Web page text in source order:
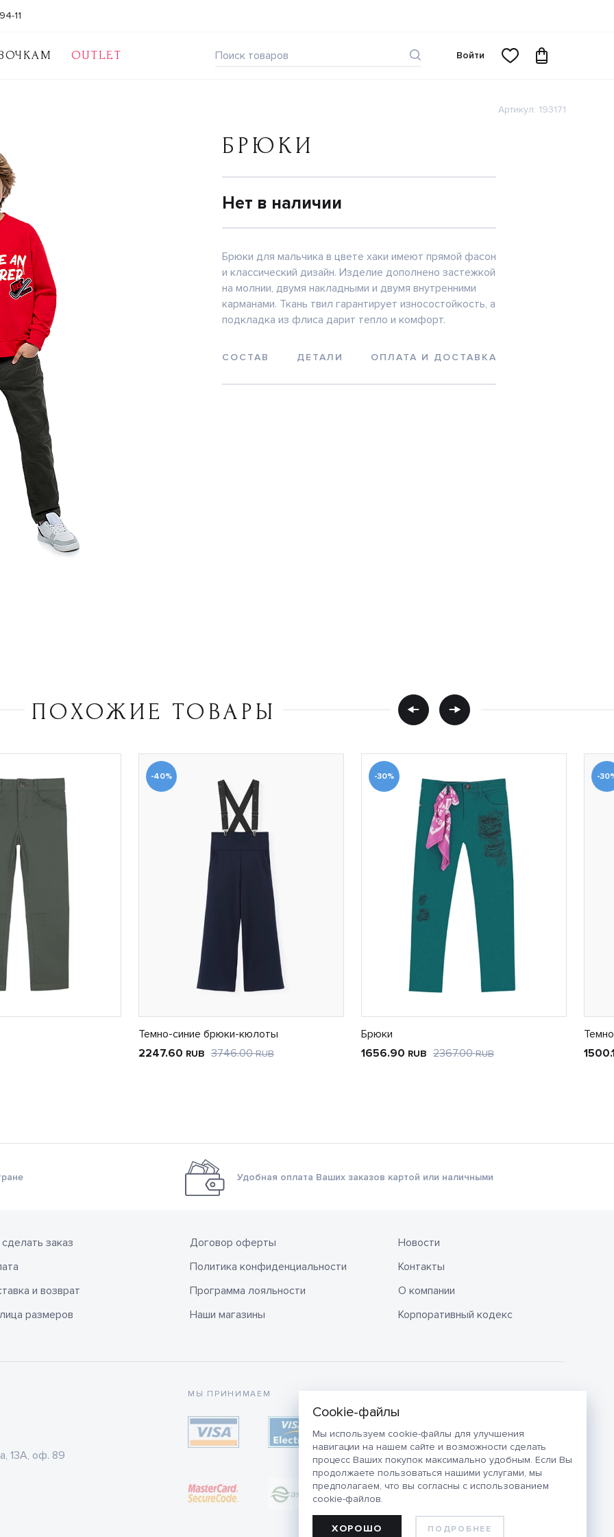
Мы используем cookie-файлы для улучшения
навигации на нашем сайте и возможности сделать
процесс Ваших покупок максимально удобным. Если Вы
продолжаете пользоваться нашими услугами, мы
предполагаем, что вы согласны с использованием
cookie-файлов.
ПОДРОБНЕЕ
ХОРОШО
OUTLET
11
Войти
Артикул: 193171
БРЮКИ
Нет в наличии
Брюки для мальчика в цвете хаки имеют прямой фасон
и классический дизайн. Изделие дополнено застежкой
на молнии, двумя накладными и двумя внутренними
карманами. Ткань твил гарантирует износостойкость, а
подкладка из флиса дарит тепло и комфорт.
СОСТАВ ДЕТАЛИ ОПЛАТА И ДОСТАВКА
ПОХОЖИЕ ТОВАРЫ
-40%
Темно-синие брюки-кюлоты
2247.60 RUB 3746.00RUB
-30%
Брюки
1656.90 RUB 2367.00RUB
-
Удобная оплата Ваших заказов картой или наличными
заказ
и возврат
размеров
Договор оферты
Политика конфиденциальности
Программа лояльности
Наши магазины
Новости
Контакты
О компании
Корпоративный кодекс
13А, оф. 89
МЫ ПРИНИМАЕМ